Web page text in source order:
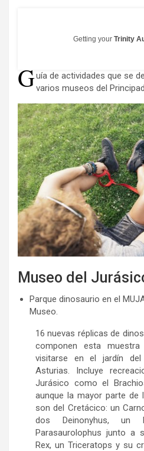
Getting your Trinity
Guía de actividades que se
varios museos del
Museo del
Parque dinosaurio en el
Museo.
16 nuevas réplicas de
componen esta
visitarse en el jardín
Asturias. Incluye
Jurásico como el
aunque la mayor parte de
son del Cretácico: un
dos Deinonyhus, un
Parasaurolophus junto a
Rex, un Triceratops y su